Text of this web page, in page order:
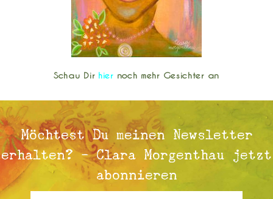
Schau Dir hiernoch mehr Gesichter an
Möchtest Du meinen Newsletter
erhalten? - Clara Morgenthau jetzt
abonnieren